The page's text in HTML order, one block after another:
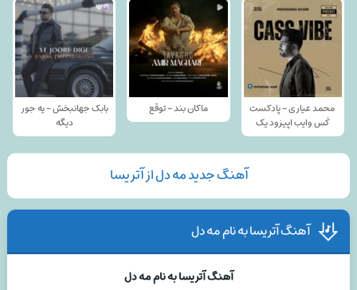
محمد عیاری - پادکست
کَس وایب اپیزود یک
ماکان بند - توقع
بابک جهانبخش - یه جور
دیگه
آهنگ جدید مه دل از آتریسا
آهنگ آتریسا به نام مه دل
آهنگ آتریسا به نام مه دل